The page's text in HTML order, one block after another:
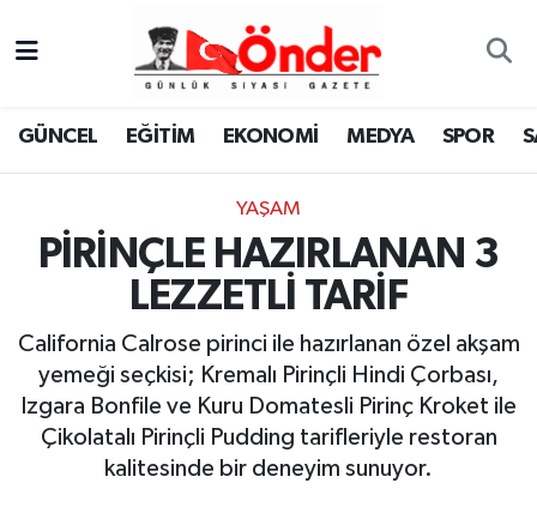
GÜNCEL EĞİTİM EKONOMİ MEDYA SPOR
YAŞAM
PİRİNÇLE HAZIRLANAN 3
LEZZETLİ TARİF
California Calrose pirinci ile hazırlanan özel akşam
yemeği seçkisi; Kremalı Pirinçli Hindi Çorbası,
Izgara Bonfile ve Kuru Domatesli Pirinç Kroket ile
Çikolatalı Pirinçli Pudding tarifleriyle restoran
kalitesinde bir deneyim sunuyor.
GÜNCEL
MEDYA
SPOR
SAĞLIK
KÜLTÜR-SANAT
Zonguldak Nöbetçi Eczaneler
Zonguldak Namaz Vakitleri
Zonguldak Trafik Yoğunluk Haritası
TFF 3.Lig 4.Grup Puan Durumu ve Fikstür
Tüm Manşetler
Son Dakika Haberleri